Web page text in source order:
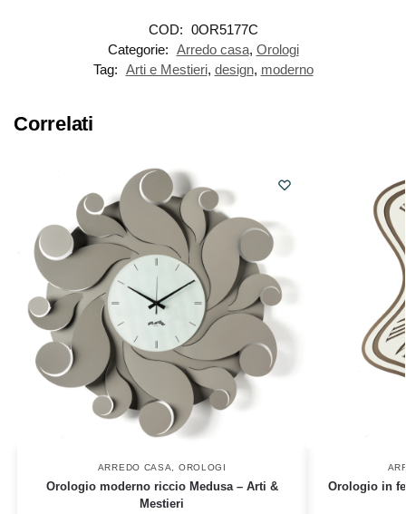
COD: 0OR5177C
Categorie: Arredo casa, Orologi
Tag: Arti e Mestieri, design, moderno
Correlati
ARREDO CASA OROLOGI
Orologio moderno riccio Medusa – Arti &
Mestieri
Orologio in